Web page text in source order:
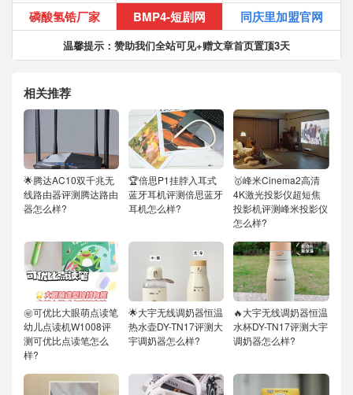
磷酸氢锆厂家
BMP4-短剧网 同庆里加盟官网
温馨提示：赞助我们全站可见+赠文章首页置顶3天
相关推荐
🌟腾达AC10双千兆无
线路由器评测腾达路由
器怎么样?
🏆倍思P1挂脖入耳式
蓝牙耳机评测倍思蓝牙
耳机怎么样?
🥇峰米Cinema2高清
4K激光投影仪超短焦
投影机评测峰米投影仪
怎么样?
㊙️可优比大眼萌点读笔
幼儿点读机W1008评
测可优比点读笔怎么
样?
🌟大宇无线调奶器恒温
热水壶DY-TN17评测大
宇调奶器怎么样?
🔥大宇无线调奶器恒温
水杯DY-TN17评测大宇
调奶器怎么样?